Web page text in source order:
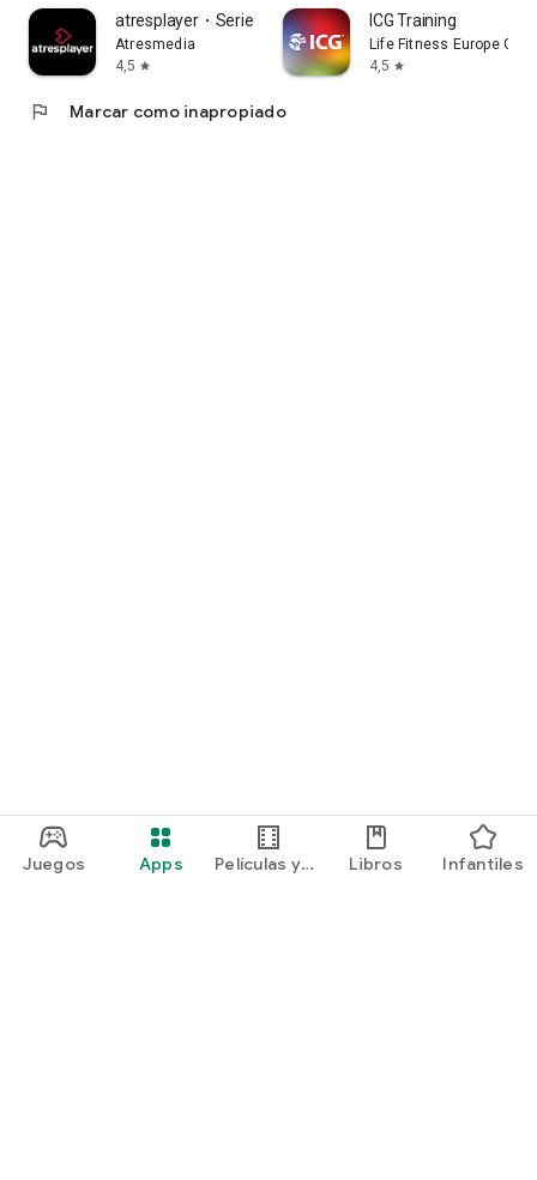
Juegos Apps
Películas y
Libros Infantiles
atresplayer・Series y películas
Atresmedia
4,5 star
ICG Training
Life Fitness Europe
4,5 star
flag Marcar como inapropiado